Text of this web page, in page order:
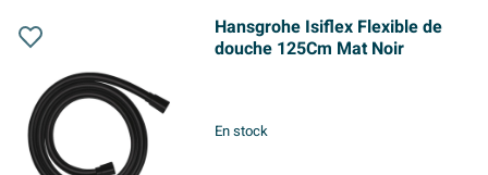
Hansgrohe Isiflex Flexible de
douche 125Cm Mat Noir
En stock